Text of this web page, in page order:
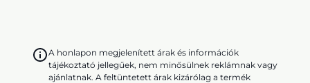
A honlapon megjelenített árak és információk
tájékoztató jellegűek, nem minősülnek reklámnak vagy
ajánlatnak. A feltüntetett árak kizárólag a termék